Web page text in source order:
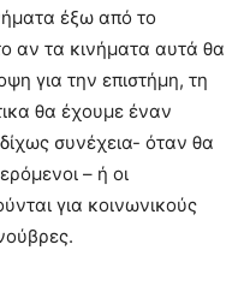
έξω από το
αν τα κινήματα αυτά θα
για την επιστήμη, τη
θα έχουμε έναν
συνέχεια- όταν θα
– ή οι
για κοινωνικούς